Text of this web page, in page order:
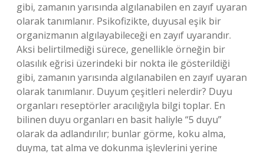
gibi, zamanın yarısında algılanabilen en zayıf uyaran
olarak tanımlanır. Psikofizikte, duyusal eşik bir
organizmanın algılayabileceği en zayıf uyarandır.
Aksi belirtilmediği sürece, genellikle örneğin bir
olasılık eğrisi üzerindeki bir nokta ile gösterildiği
gibi, zamanın yarısında algılanabilen en zayıf uyaran
olarak tanımlanır. Duyum çeşitleri nelerdir? Duyu
organları reseptörler aracılığıyla bilgi toplar. En
bilinen duyu organları en basit haliyle “5 duyu”
olarak da adlandırılır; bunlar görme, koku alma,
duyma, tat alma ve dokunma işlevlerini yerine